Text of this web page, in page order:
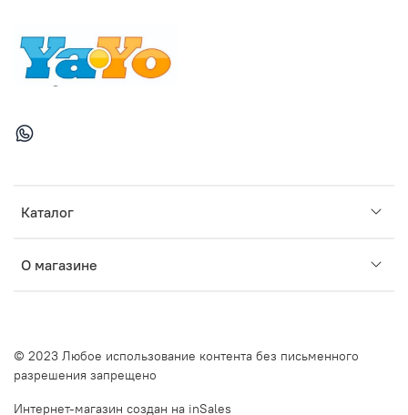
Каталог
О магазине
© 2023 Любое использование контента без письменного
разрешения запрещено
Интернет-магазин создан на inSales